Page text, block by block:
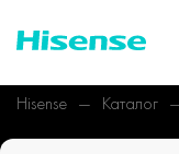
Hisense Каталог